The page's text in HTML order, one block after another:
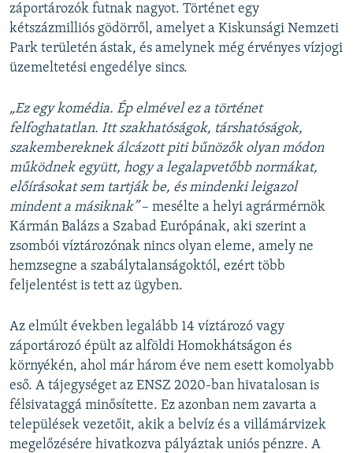
záportározók futnak nagyot. Történet egy
kétszázmilliós gödörről, amelyet a Kiskunsági Nemzeti
Park területén ástak, és amelynek még érvényes vízjogi
üzemeltetési engedélye sincs.
„Ez egy komédia. Ép elmével ez a történet
felfoghatatlan. Itt szakhatóságok, társhatóságok,
szakembereknek álcázott piti bűnözők olyan módon
működnek együtt, hogy a legalapvetőbb normákat,
előírásokat sem tartják be, és mindenki leigazol
mindent a másiknak”– mesélte a helyi agrármérnök
Kármán Balázs a Szabad Európának, aki szerint a
zsombói víztározónak nincs olyan eleme, amely ne
hemzsegne a szabálytalanságoktól, ezért több
feljelentést is tett az ügyben.
Az elmúlt években legalább 14 víztározó vagy
záportározó épült az alföldi Homokhátságon és
környékén, ahol már három éve nem esett komolyabb
eső. A tájegységet az ENSZ 2020-ban hivatalosan is
félsivataggá minősítette. Ez azonban nem zavarta a
települések vezetőit, akik a belvíz és a villámárvizek
megelőzésére hivatkozva pályáztak uniós pénzre. A